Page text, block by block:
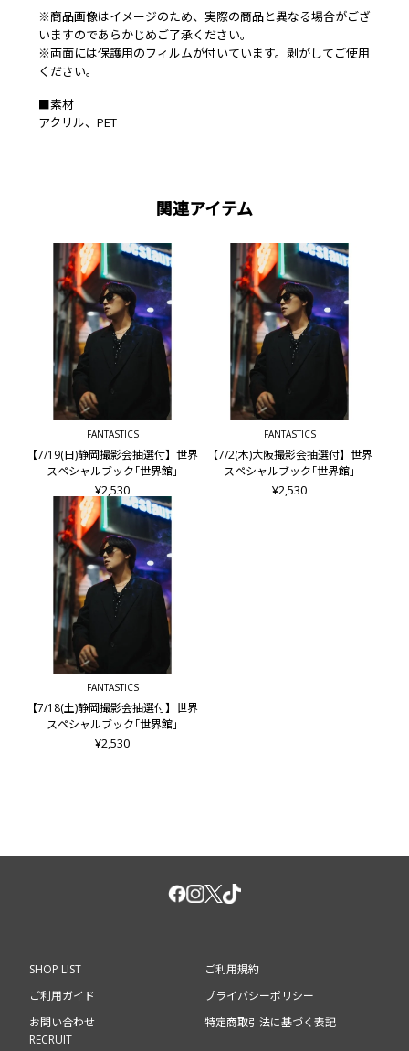
※商品画像はイメージのため、実際の商品と異なる場合がござ
いますのであらかじめご了承ください。
※両面には保護用のフィルムが付いています。剥がしてご使用
ください。
■素材
アクリル、PET
関連アイテム
FANTASTICS
【7/19(日)静岡撮影会抽選付】世界
スペシャルブック｢世界館｣
¥2,530
FANTASTICS
【7/2(木)大阪撮影会抽選付】世界
スペシャルブック｢世界館｣
¥2,530
FANTASTICS
【7/18(土)静岡撮影会抽選付】世界
スペシャルブック｢世界館｣
¥2,530
SHOP LIST
ご利用ガイド
お問い合わせ
ご利用規約
プライバシーポリシー
特定商取引法に基づく表記
RECRUIT